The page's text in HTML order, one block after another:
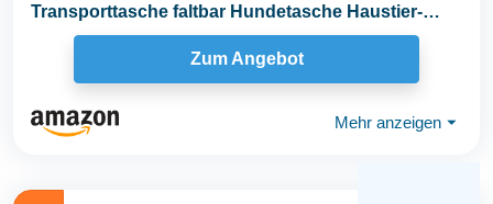
Transporttasche faltbar Hundetasche Haustier-
Transport Atmungsaktiv...
Zum Angebot
Mehr anzeigen ⏷